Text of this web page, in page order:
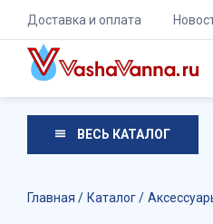
Доставка и оплата
ВЕСЬ КАТАЛОГ
Главная Каталог